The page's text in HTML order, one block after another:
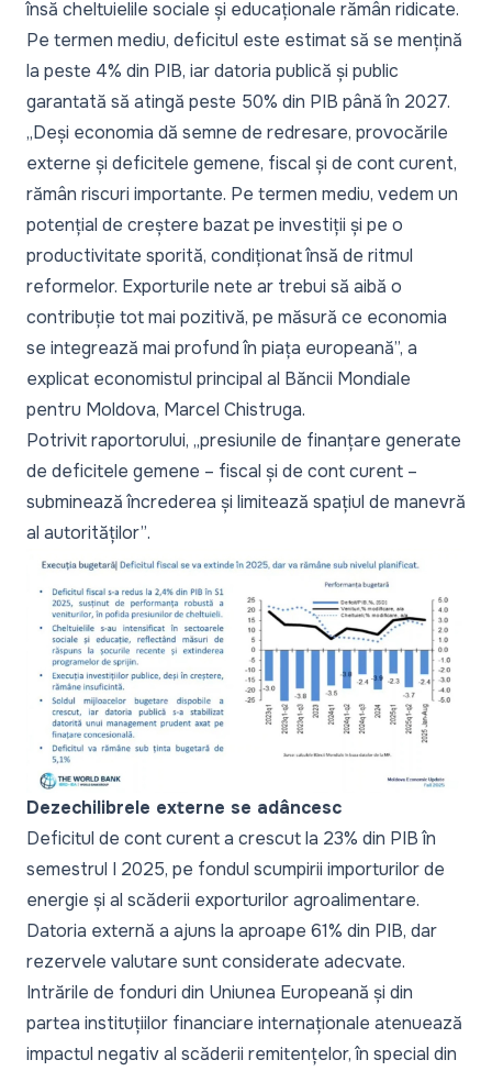
însă cheltuielile sociale și educaționale rămân ridicate.
Pe termen mediu, deficitul este estimat să se mențină
la peste 4% din PIB, iar datoria publică și public
garantată să atingă peste 50% din PIB până în 2027.
„Deși economia dă semne de redresare, provocările
externe și deficitele gemene, fiscal și de cont curent,
rămân riscuri importante. Pe termen mediu, vedem un
potențial de creștere bazat pe investiții și pe o
productivitate sporită, condiționat însă de ritmul
reformelor. Exporturile nete ar trebui să aibă o
contribuție tot mai pozitivă, pe măsură ce economia
se integrează mai profund în piața europeană”, a
explicat economistul principal al Băncii Mondiale
pentru Moldova, Marcel Chistruga.
Potrivit raportorului, „presiunile de finanțare generate
de deficitele gemene – fiscal și de cont curent –
subminează încrederea și limitează spațiul de manevră
al autorităților”.
Dezechilibrele externe se adâncesc
Deficitul de cont curent a crescut la 23% din PIB în
semestrul I 2025, pe fondul scumpirii importurilor de
energie și al scăderii exporturilor agroalimentare.
Datoria externă a ajuns la aproape 61% din PIB, dar
rezervele valutare sunt considerate adecvate.
Intrările de fonduri din Uniunea Europeană și din
partea instituțiilor financiare internaționale atenuează
impactul negativ al scăderii remitențelor, în special din